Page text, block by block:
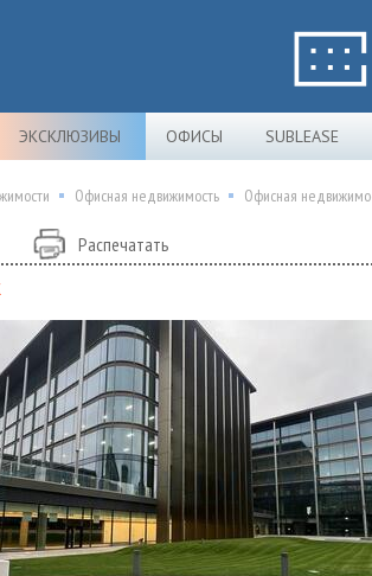
ЭКСКЛЮЗИВЫ ОФИСЫ SUBLEASE
Офисная недвижимость Офисная
Распечатать